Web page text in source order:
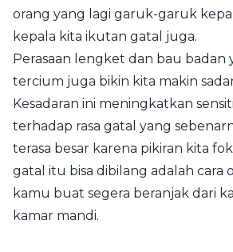
orang yang lagi garuk-garuk
kepala kita ikutan gatal juga.
Perasaan lengket dan bau badan
tercium juga bikin kita makin
Kesadaran ini meningkatkan
terhadap rasa gatal yang
terasa besar karena pikiran kita
gatal itu bisa dibilang adalah cara
kamu buat segera beranjak dari
kamar mandi.